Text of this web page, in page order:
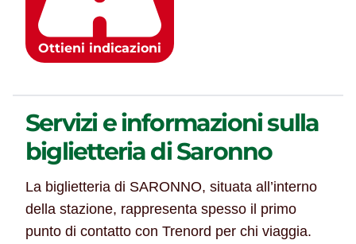
Ottieni indicazioni
Servizi e informazioni sulla
biglietteria di Saronno
La biglietteria di SARONNO, situata all’interno
della stazione, rappresenta spesso il primo
punto di contatto con Trenord per chi viaggia.